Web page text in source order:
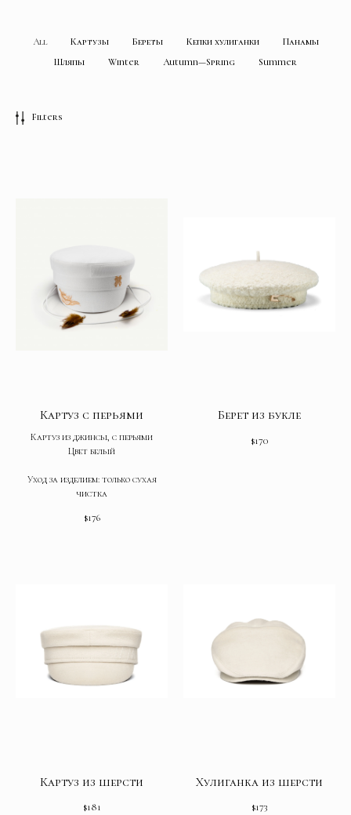
All Картузы Береты Кепки хулиганки
Панамы
Шляпы
Winter Autumn—Spring Summer
Filters
Картуз с перьями
Картуз из джинсы, с перьями
Цвет белый
Уход за изделием: только сухая
чистка
$176
Берет из букле
$170
Картуз из шерсти
$181
Хулиганка из шерсти
$173